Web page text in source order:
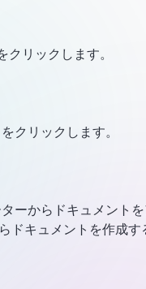
リックします。
クリックします。
ーからドキュメント
キュメントを作成す